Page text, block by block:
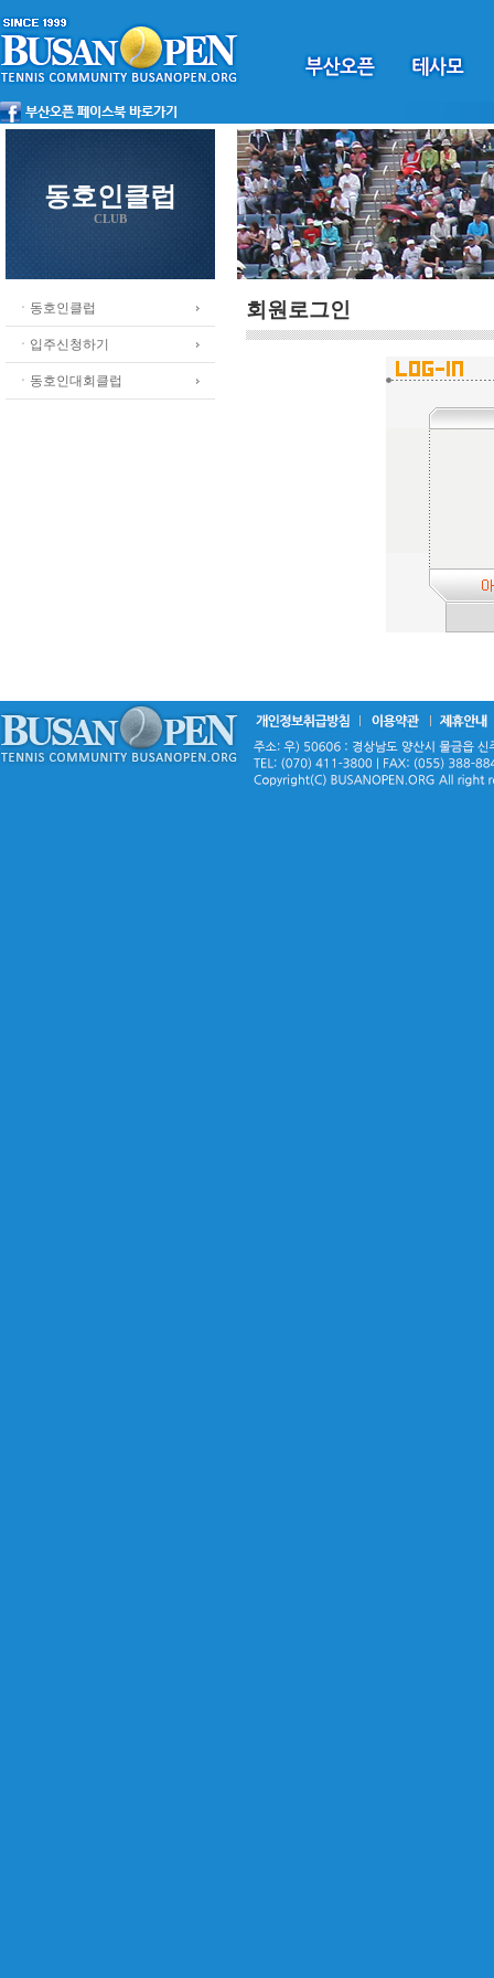
동호인클럽
CLUB
ㆍ동호인클럽
ㆍ입주신청하기
ㆍ동호인대회클럽
회원로그인